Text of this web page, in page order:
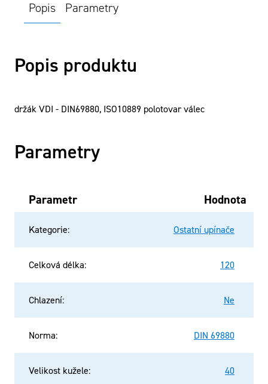
Popis Parametry
Popis produktu
držák VDI - DIN69880, ISO10889 polotovar válec
Parametry
Parametr Hodnota
Kategorie: Ostatní upínače
Celková délka: 120
Chlazení: Ne
Norma: DIN 69880
Velikost kužele: 40